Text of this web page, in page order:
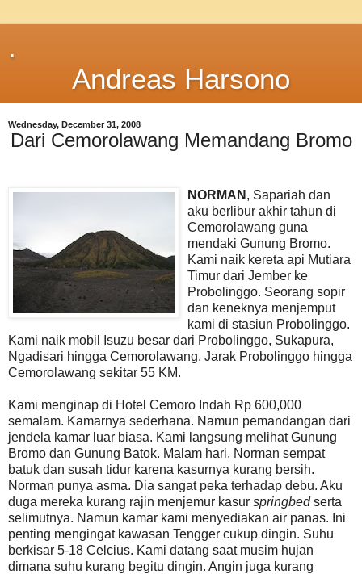
.
Andreas Harsono
Wednesday, December 31, 2008
Dari Cemorolawang Memandang Bromo
NORMAN , Sapariah dan
aku berlibur akhir tahun di
Cemorolawang guna
mendaki Gunung Bromo.
Kami naik kereta api Mutiara
Timur dari Jember ke
Probolinggo. Seorang sopir
dan keneknya menjemput
kami di stasiun Probolinggo.
Kami naik mobil Isuzu besar dari Probolinggo, Sukapura,
Ngadisari hingga Cemorolawang. Jarak Probolinggo hingga
Cemorolawang sekitar 55 KM.
Kami menginap di Hotel Cemoro Indah Rp 600,000
semalam. Kamarnya sederhana. Namun pemandangan dari
jendela kamar luar biasa. Kami langsung melihat Gunung
Bromo dan Gunung Batok. Malam hari, Norman sempat
batuk dan susah tidur karena kasurnya kurang bersih.
Norman punya asma. Dia sangat peka terhadap debu. Aku
duga mereka kurang rajin menjemur kasur springbedserta
selimutnya. Namun kamar kami menyediakan air panas. Ini
penting mengingat kawasan Tengger cukup dingin. Suhu
berkisar 5-18 Celcius. Kami datang saat musim hujan
dimana suhu kurang begitu dingin. Angin juga kurang